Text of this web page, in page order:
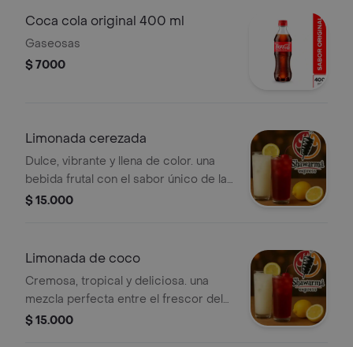
Coca cola original 400 ml
Gaseosas
$ 7000
Limonada cerezada
Dulce, vibrante y llena de color. una
bebida frutal con el sabor único de la
cereza que encanta por su frescura y
$ 15.000
Limonada de coco
Cremosa, tropical y deliciosa. una
mezcla perfecta entre el frescor del
limón y la suavidad del coco, ideal
$ 15.000